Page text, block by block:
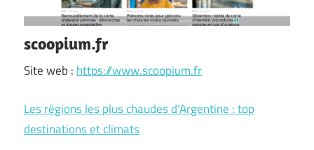
scoopium.fr
Site web : https://www.scoopium.fr
Les régions les plus chaudes d’Argentine : top
destinations et climats